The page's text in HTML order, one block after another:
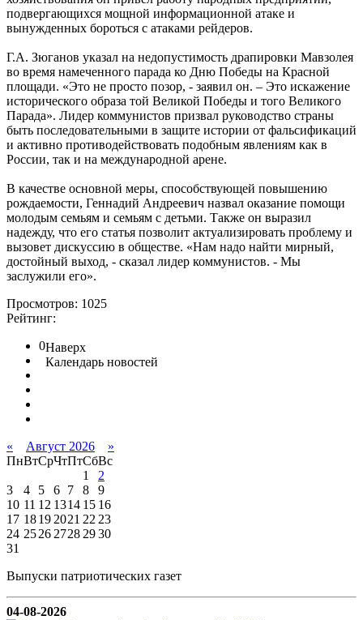
подвергающихся мощной информационной атаке и
вынужденных бороться с атаками рейдеров.
Г.А. Зюганов указал на недопустимость драпировки Мавзолея
во время намеченного парада ко Дню Победы на Красной
площади. «Это не просто позор, - заявил он. – Это искажение
исторического образа той Великой Победы и того Великого
Парада». Лидер коммунистов призвал руководство страны
быть последовательными в защите истории от фальсификаций
и активно противодействовать подобным явлениям как в
России, так и на международной арене.
В качестве основной меры, способствующей повышению
рождаемости, Геннадий Андреевич назвал оказание помощи
молодым семьям и семьям с детьми. Также он выразил
надежду, что его статья позволит актуализировать проблему и
вызовет дискуссию в обществе. «Нам надо найти мирный,
достойный выход, - сказал лидер коммунистов. - Мы
заслужили его».
Просмотров: 1025
Рейтинг:
0Наверх
Календарь новостей
« Август 2026
»
ПнВтСрЧтПтСбВс
1
2
3
4 5 6 7 8
9
10 11 12 1314 15 16
17 18192021 2223
24 252627282930
31
Выпуски патриотических газет
04-08-2026